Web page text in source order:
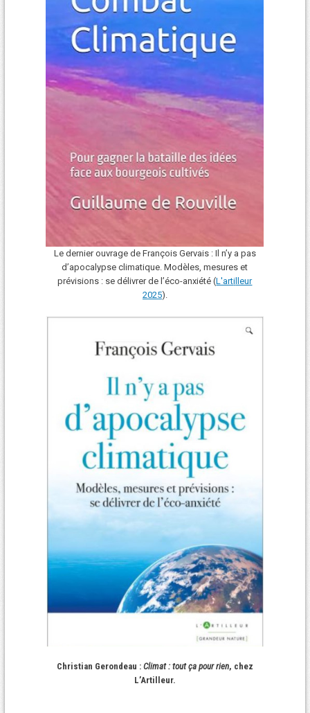
Le dernier ouvrage de François Gervais : Il n’y a pas
d’apocalypse climatique. Modèles, mesures et
prévisions : se délivrer de l’éco-anxiété (L'arti lleur
2025).
Christian Gerondeau : Climat : tout ça pour rien, chez
L’Artilleur.